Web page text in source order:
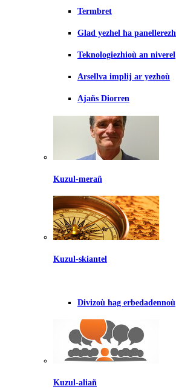
Termbret
Glad yezhel ha panellerezh
Teknologiezhioù an niverel
Arsellva implij ar yezhoù
Ajañs Diorren
Kuzul-merañ
Kuzul-skiantel
Divizoù hag erbedadennoù
Kuzul-aliañ